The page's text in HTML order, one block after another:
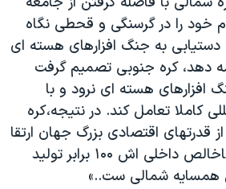
رهبری ایران
نوبل صلح
«سی‌پک»
خود را در گرسنگی و قحطی نگاه
دستیابی به جنگ افزارهای هسته ای
دهد، کره جنوبی تصمیم گرفت
افزارهای هسته ای نرود و با
کاملا تعامل کند. در نتیجه،کره
قدرتهای اقتصادی بزرگ جهان ارتقا
یافته و تولید ناخالص داخلی اش ۱۰۰ برابر تولید
همسایه شمالی ست..»